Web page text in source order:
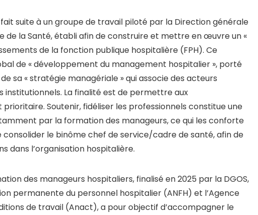
suite à un groupe de travail piloté par la Direction générale
de la Santé, établi afin de construire et mettre en œuvre un «
de la fonction publique hospitalière (FPH). Ce
de « développement du management hospitalier », porté
sa « stratégie managériale » qui associe des acteurs
La finalité est de permettre aux
Soutenir, fidéliser les professionnels constitue une
par la formation des manageurs, ce qui les conforte
consolider le binôme chef de service/cadre de santé, afin de
dans l’organisation hospitalière.
des manageurs hospitaliers, finalisé en 2025 par la DGOS,
permanente du personnel hospitalier (ANFH) et l’Agence
de travail (Anact), a pour objectif d’accompagner le